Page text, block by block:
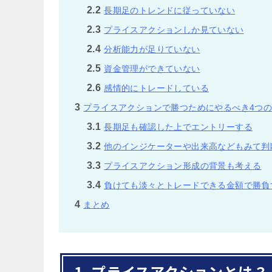
2.2 長期足のトレンドに従っていない
2.3 プライスアクションしか見ていない
2.4 分析能力が足りていない
2.5 資金管理ができていない
2.6 感情的にトレードしている
3 プライスアクションで勝つためにやるべき4つ
3.1 長期足も確認した上でエントリーする
3.2 他のインジケーターや出来高などもみて判
3.3 プライスアクション形成の背景も考える
3.4 負けても淡々とトレードできる金額で勝負
4 まとめ